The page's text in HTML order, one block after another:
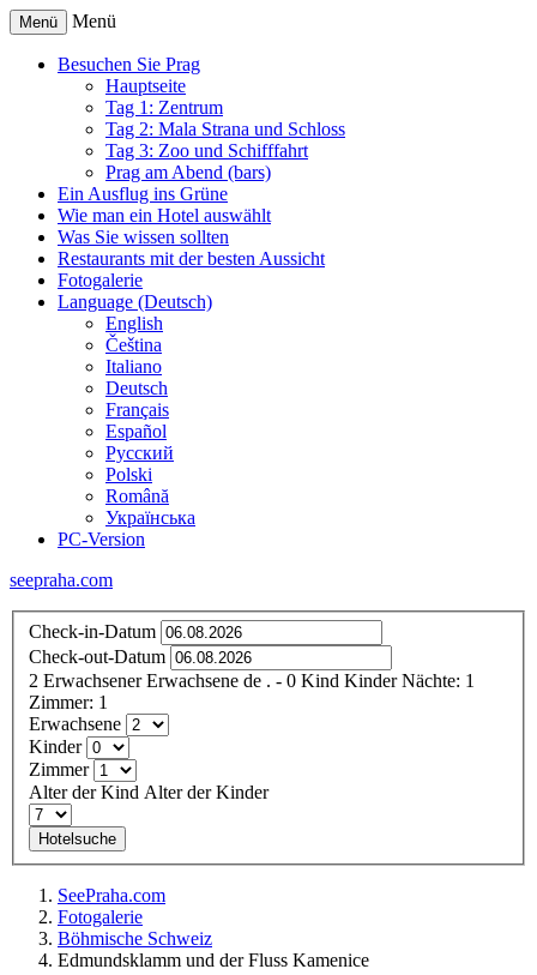
Menü Menü
Besuchen Sie Prag
Hauptseite
Tag 1: Zentrum
Tag 2: Mala Strana und Schloss
Tag 3: Zoo und Schifffahrt
Prag am Abend (bars)
Ein Ausflug ins Grüne
Wie man ein Hotel auswählt
Was Sie wissen sollten
Restaurants mit der besten Aussicht
Fotogalerie
Language (Deutsch)
English
Čeština
Italiano
Deutsch
Français
Español
Русский
Polski
Română
Українська
PC-Version
seepraha.com
Check-in-Datum
Check-out-Datum
2 Erwachsener Erwachsene de . - 0 Kind Kinder Nächte: 1
Zimmer: 1
Erwachsene
Kinder
Zimmer
Alter der Kind Alter der Kinder
Hotelsuche
SeePraha.com
Fotogalerie
Böhmische Schweiz
Edmundsklamm und der Fluss Kamenice